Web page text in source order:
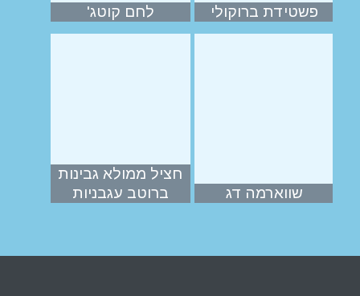
פשטידת ברוקולי לחם קוטג'
שווארמה דג
חציל ממולא גבינות
ברוטב עגבניות